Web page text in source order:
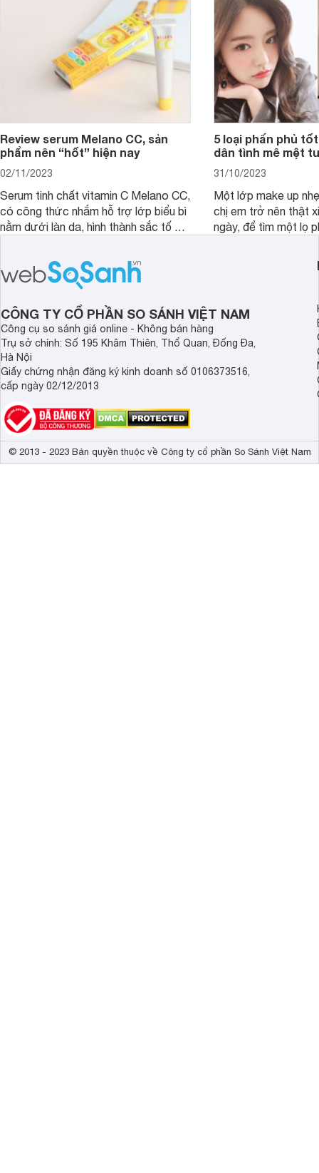
mà vẫn chưa cải
Review serum Melano CC, sản
phẩm nên “hốt” hiện nay
02/11/2023
Serum tinh chất vitamin C Melano CC,
có công thức nhắm hỗ trợ lớp biểu bì
nằm dưới làn da, hình thành sắc tố da,
5 loại phấn phủ
dân tình mê mệt
31/10/2023
Một lớp make up
chị em trở nên thật
ngày, để tìm một lọ
CÔNG TY CỔ PHẦN SO SÁNH VIỆT NAM
Công cụ so sánh giá online - Không bán hàng
Trụ sở chính: Số 195 Khâm Thiên, Thổ Quan, Đống Đa,
Hà Nội
Giấy chứng nhận đăng ký kinh doanh số 0106373516,
cấp ngày 02/12/2013
© 2013 - 2023 Bản quyền thuộc về Công ty cổ phần So Sánh Việt Nam